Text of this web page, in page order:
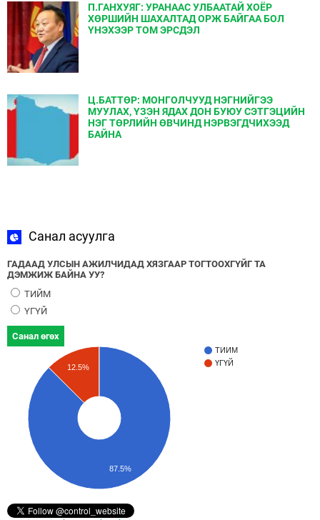
П.ГАНХУЯГ: УРАНААС УЛБААТАЙ ХОЁР
ХӨРШИЙН ШАХАЛТАД ОРЖ БАЙГАА БОЛ
ҮНЭХЭЭР ТОМ ЭРСДЭЛ
Ц.БАТТӨР: МОНГОЛЧУУД НЭГНИЙГЭЭ
МУУЛАХ, ҮЗЭН ЯДАХ ДОН БУЮУ СЭТГЭЦИЙН
НЭГ ТӨРЛИЙН ӨВЧИНД НЭРВЭГДЧИХЭЭД
БАЙНА
Санал асуулга
ГАДААД УЛСЫН АЖИЛЧИДАД ХЯЗГААР ТОГТООХГҮЙГ ТА
ДЭМЖИЖ БАЙНА УУ?
ТИЙМ
ҮГҮЙ
Санал өгөх
ТИЙМ
ҮГҮЙ
12.5%
87.5%